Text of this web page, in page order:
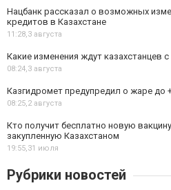
Нацбанк рассказал о возможных
кредитов в Казахстане
11:28,3 августа
Какие изменения ждут казахстанцев с
08:24,3 августа
Казгидромет предупредил о жаре до
08:25,2 августа
Кто получит бесплатно новую
закупленную Казахстаном
19:55,31 июля
Рубрики новостей